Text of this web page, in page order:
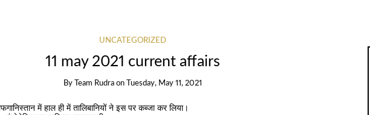
UNCATEGORIZED
11 may 2021 current affairs
By Team Rudra on Tuesday, May 11, 2021
में हाल ही में तालिबानियों ने इस पर कब्जा कर लिया।